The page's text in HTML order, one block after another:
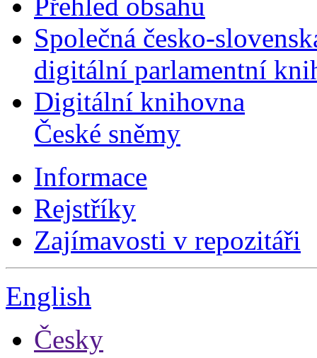
Přehled obsahu
Společná česko-
digitální parlamentní
Digitální knihovna
České sněmy
Informace
Rejstříky
Zajímavosti v repozitáři
English
Česky